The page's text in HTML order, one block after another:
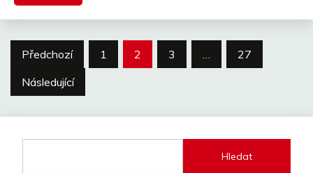
Stránkování
příspěvků
Předchozí 1 2 3 …
27
Následující
Hledat